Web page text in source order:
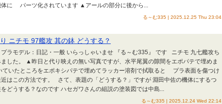
体に パーツ化されています ▲アールの部分に後から...
る～む335 | 2025.12.25 Thu 23:04
ニチモ 97艦攻 其の鉢 どうする？
ラモデル：日記・一般 いらっしゃいませ 『る～む335』 です ニチモ 九七艦攻ち
した。 ▲昨日と代り映えの無い写真ですが、水平尾翼の隙間をエポパテで埋めま
ていたところをエポキシパテで埋めてラッカー溶剤で拭取ると プラ表面を傷つけ
はこの方法です。 さて、表題の「どうする？」ですが 淵田中佐の機体にするつ
どうする？なのです ハセガワさんの組説の塗装図では中島...
る～む335 | 2025.12.24 Wed 22:14